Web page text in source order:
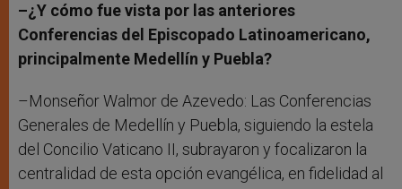
–¿Y cómo fue vista por las anteriores
Conferencias del Episcopado Latinoamericano,
principalmente Medellín y Puebla?
–Monseñor Walmor de Azevedo: Las Conferencias
Generales de Medellín y Puebla, siguiendo la estela
del Concilio Vaticano II, subrayaron y focalizaron la
centralidad de esta opción evangélica, en fidelidad al